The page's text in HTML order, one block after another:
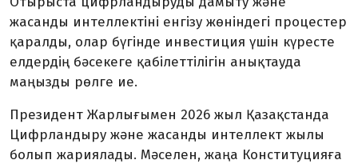
жасанды интеллектіні енгізу жөніндегі процестер
қаралды, олар бүгінде инвестиция үшін күресте
елдердің бәсекеге қабілеттілігін анықтауда
маңызды рөлге ие.
Президент Жарлығымен 2026 жыл Қазақстанда
Цифрландыру және жасанды интеллект жылы
болып жариялады. Мәселен, жаңа Конституцияға